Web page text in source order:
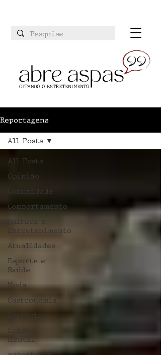
Reportagens
All Posts
Opinião
Comunidade
Comportamento
Cultura e
Entretenimento
Atualidades
Esporte e
Saúde
Moda
Gastronomia
Editorial
Saúde
Mental
All Posts